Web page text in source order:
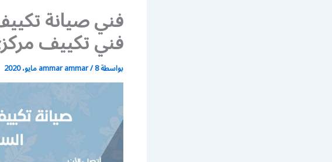
فني تكييف
بواسطة ammar ammar/8 مايو، 2020